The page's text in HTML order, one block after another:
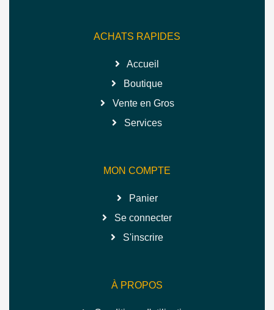
ACHATS RAPIDES
Accueil
Boutique
Vente en Gros
Services
MON COMPTE
Panier
Se connecter
S'inscrire
À PROPOS